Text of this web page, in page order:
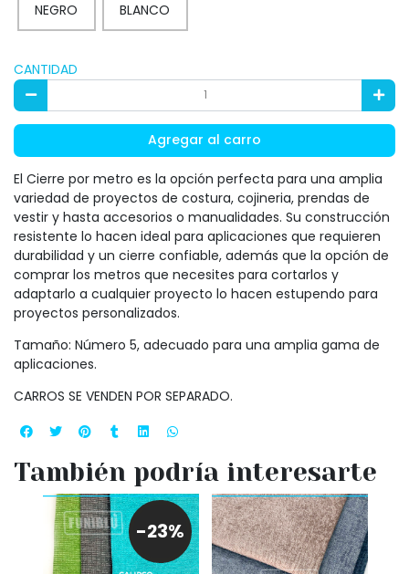
NEGRO BLANCO
CANTIDAD
Agregar al carro
El Cierre por metro es la opción perfecta para una amplia
variedad de proyectos de costura, cojineria, prendas de
vestir y hasta accesorios o manualidades. Su construcción
resistente lo hacen ideal para aplicaciones que requieren
durabilidad y un cierre confiable, además que la opción de
comprar los metros que necesites para cortarlos y
adaptarlo a cualquier proyecto lo hacen estupendo para
proyectos personalizados.
Tamaño: Número 5, adecuado para una amplia gama de
aplicaciones.
CARROS SE VENDEN POR SEPARADO.
También podría interesarte
-23%
LIQUIDACIÓN LIQUIDACIÓN